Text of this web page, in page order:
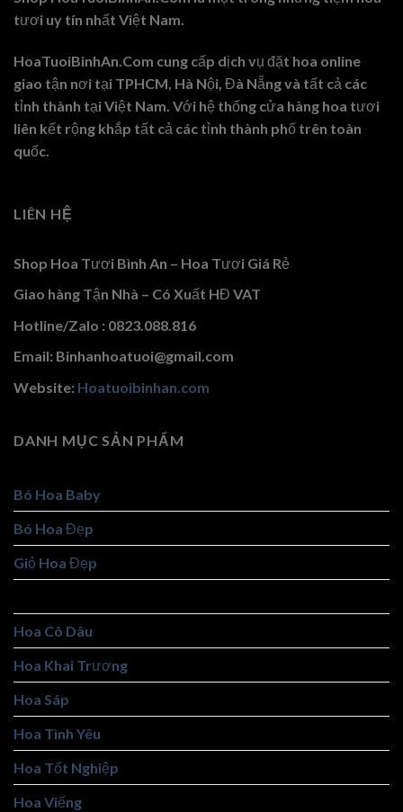
tươi uy tín nhất Việt Nam.
HoaTuoiBinhAn.Com cung cấp dịch vụ đặt hoa online
giao tận nơi tại TPHCM, Hà Nội, Đà Nẵng và tất cả các
tỉnh thành tại Việt Nam. Với hệ thống cửa hàng hoa tươi
liên kết rộng khắp tất cả các tỉnh thành phố trên toàn
quốc.
LIÊN HỆ
Shop Hoa Tươi Bình An – Hoa Tươi Giá Rẻ
Giao hàng Tận Nhà – Có Xuất HĐ VAT
Hotline/Zalo : 0823.088.816
Email: Binhanhoatuoi@gmail.com
Website: Hoatuoibinhan.com
DANH MỤC SẢN PHẨM
Bó Hoa Baby
Bó Hoa Đẹp
Giỏ Hoa Đẹp
Hoa Cô Dâu
Hoa Khai Trương
Hoa Sáp
Hoa Tình Yêu
Hoa Tốt Nghiệp
Hoa Viếng